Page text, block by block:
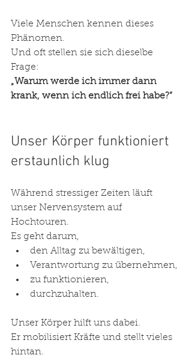
Viele Menschen kennen dieses
Phänomen.
Und oft stellen sie sich dieselbe
Frage:
„Warum werde ich immer dann
krank, wenn ich endlich frei habe?“
Unser Körper funktioniert
erstaunlich klug
Während stressiger Zeiten läuft
unser Nervensystem auf
Hochtouren.
Es geht darum,
den Alltag zu bewältigen,
Verantwortung zu übernehmen,
zu funktionieren,
durchzuhalten.
Unser Körper hilft uns dabei.
Er mobilisiert Kräfte und stellt vieles
hintan.